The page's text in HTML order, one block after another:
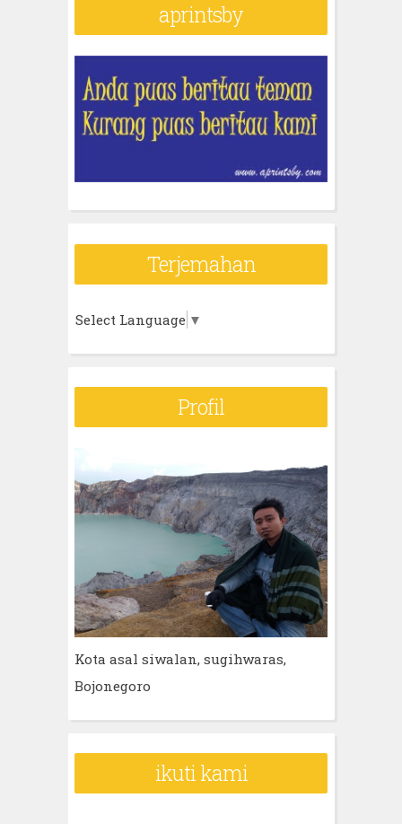
aprintsby
Terjemahan
Select Language ▼
Profil
Kota asal siwalan, sugihwaras,
Bojonegoro
ikuti kami